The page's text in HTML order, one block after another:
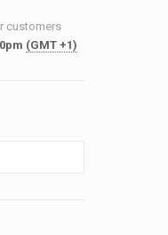
customers
(GMT +1)